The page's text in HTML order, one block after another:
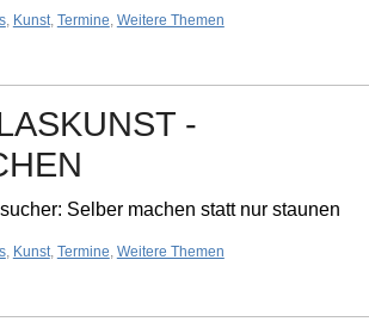
, Kunst, Termine, Weitere Themen
-
Selber machen statt nur staunen
, Kunst, Termine, Weitere Themen